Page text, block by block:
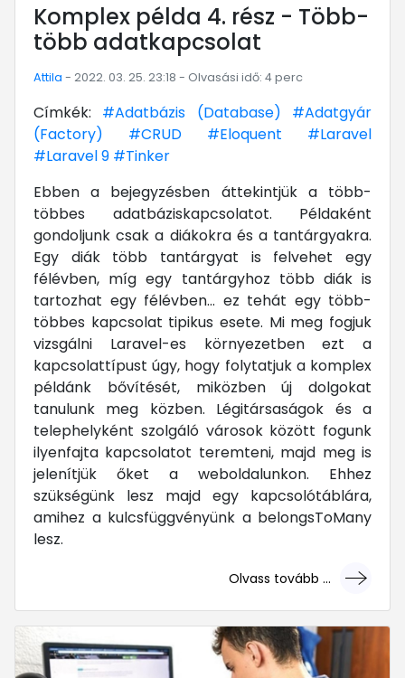
Komplex példa 4. rész - Több-
több adatkapcsolat
Attila - 2022. 03. 25. 23:18 - Olvasási idő: 4 perc
Címkék: #Adatbázis (Database)
#Adatgyár
(Factory)
#CRUD #Eloquent
#Laravel
#Laravel 9 #Tinker
Ebben a bejegyzésben áttekintjük a több-
többes adatbáziskapcsolatot. Példaként
gondoljunk csak a diákokra és a tantárgyakra.
Egy diák több tantárgyat is felvehet egy
félévben, míg egy tantárgyhoz több diák is
tartozhat egy félévben... ez tehát egy több-
többes kapcsolat tipikus esete. Mi meg fogjuk
vizsgálni Laravel-es környezetben ezt a
kapcsolattípust úgy, hogy folytatjuk a komplex
példánk bővítését, miközben új dolgokat
tanulunk meg közben. Légitársaságok és a
telephelyként szolgáló városok között fogunk
ilyenfajta kapcsolatot teremteni, majd meg is
jelenítjük őket a weboldalunkon. Ehhez
szükségünk lesz majd egy kapcsolótáblára,
amihez a kulcsfüggvényünk a belongsToMany
lesz.
Olvass tovább ...
... mert megéri!